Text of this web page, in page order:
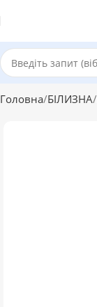
Головна БІЛИЗНА